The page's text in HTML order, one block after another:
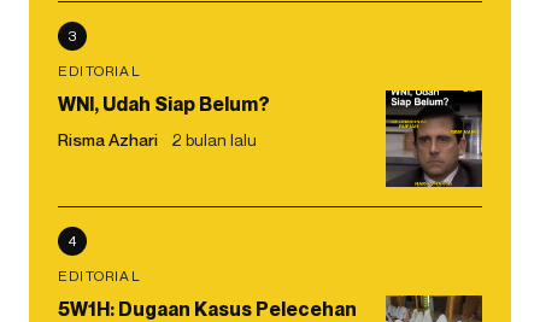
3
EDITORIAL
WNI, Udah Siap Belum?
Risma Azhari 2 bulan lalu
4
EDITORIAL
5W1H: Dugaan Kasus Pelecehan